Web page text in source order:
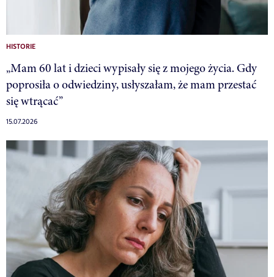
HISTORIE
„Mam 60 lat i dzieci wypisały się z mojego życia. Gdy
poprosiła o odwiedziny, usłyszałam, że mam przestać
się wtrącać”
15.07.2026